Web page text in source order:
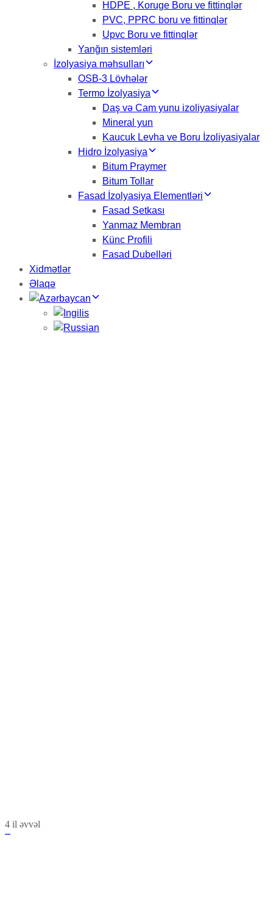
HDPE , Koruge Boru ve fittinqlər
PVC, PPRC boru ve fittinqlər
Upvc Boru ve fittinqlər
Yanğın sistemləri
İzolyasiya məhsulları
OSB-3 Lövhələr
Termo İzolyasiya
Daş və Cam yunu izoliyasiyalar
Mineral yun
Kaucuk Levha ve Boru İzoliyasiyalar
Hidro İzolyasiya
Bitum Praymer
Bitum Tollar
Fasad İzolyasiya Elementləri
Fasad Setkası
Yanmaz Membran
Künc Profili
Fasad Dubelləri
Xidmətlər
Əlaqə
4 il əvvəl